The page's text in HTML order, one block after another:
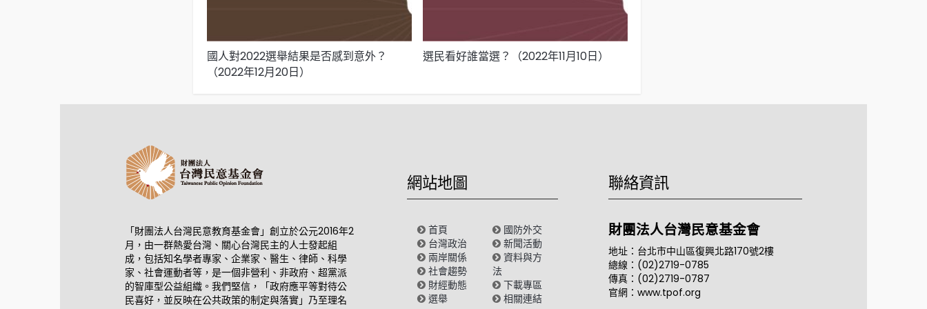
國人對2022選舉結果是否感到意外？
（2022年12月20日）
選民看好誰當選？（2022年11月10日）
「財團法人台灣民意教育基金會」創立於公元2016年2
月，由一群熱愛台灣、關心台灣民主的人士發起組
成，包括知名學者專家、企業家、醫生、律師、科學
家、社會運動者等，是一個非營利、非政府、超黨派
的智庫型公益組織。我們堅信，「政府應平等對待公
民喜好，並反映在公共政策的制定與落實」乃至理名
網站地圖
首頁
台灣政治
兩岸關係
社會趨勢
財經動態
選舉
國防外交
新聞活動
資料與方
法
下載專區
相關連結
聯絡資訊
財團法人台灣民意基金會
地址：台北市中山區復興北路170號2樓
總線：(02)2719-0785
傳真：(02)2719-0787
官網：www.tpof.org